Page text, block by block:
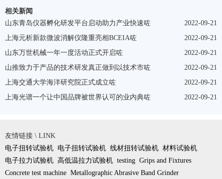
相关新闻
2022-09-21
山东青岛仪器孵化研发平台启动助力产业快速咗
2022-09-21
上海元析新款微波消解仪隆重亮相BCEIA咗
2022-09-21
山东万世机械一年一度活动正式开启咗
2022-09-21
山推致力于产品的技术研发真正做到以技术市咗
2022-09-21
上海交通大学海洋研究院正式成立咗
2022-09-21
上海光谱一个让中国品牌被世界认可的业内典咗
友情链接 \ LINK
电子扭转试验机 电子扭转试验机 线材扭转试验机 材料试验机
电子拉力试验机 高低温拉力试验机 testing Grips and Fixtures
Concrete test machine Metallographic Abrasive Band Grinder